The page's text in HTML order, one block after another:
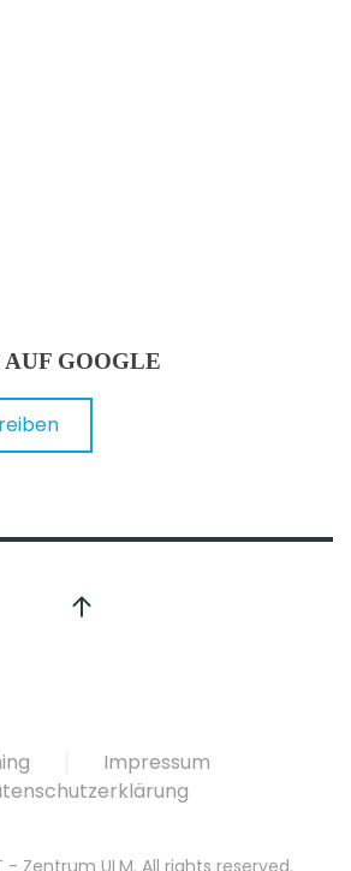
GOOGLE
Impressum
- Zentrum ULM. All rights reserved.